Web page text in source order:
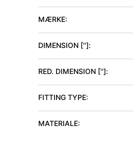
MÆRKE:
DIMENSION ['']:
RED. DIMENSION ['']:
FITTING TYPE:
MATERIALE: